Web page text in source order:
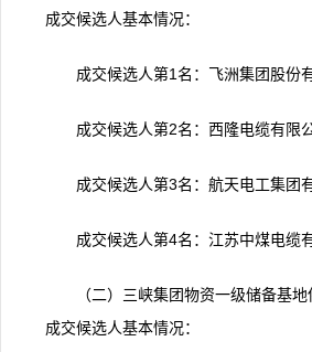
成交候选人基本情况：
成交候选人第1名：飞洲集团股份
成交候选人第2名：西隆电缆有限
成交候选人第3名：航天电工集团
成交候选人第4名：江苏中煤电缆
（二）三峡集团物资一级储备基
成交候选人基本情况：